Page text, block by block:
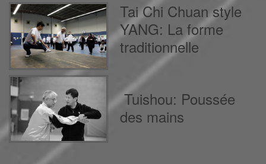
Tai Chi Chuan style
YANG: La forme
traditionnelle
Tuishou: Poussée
des mains